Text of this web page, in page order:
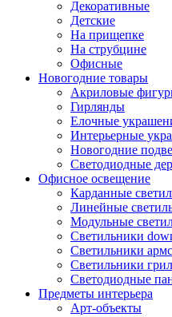
Декоративные
Детские
На прищепке
На струбцине
Офисные
Новогодние товары
Акриловые
Гирлянды
Елочные
Интерьерные
Новогодние
Светодиодные
Офисное освещение
Карданные
Линейные
Модульные
Светильники
Светильники
Светильники
Светодиодные
Предметы интерьера
Арт-объекты